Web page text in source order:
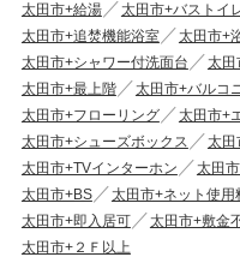
太田市+給湯 太田市+バストイ
太田市+追焚機能浴室
太田市+
太田市+シャワー付洗面台
太田
太田市+最上階
太田市+バルコ
太田市+フローリング
太田市+
太田市+シューズボックス
太田
太田市+TVインターホン
太田
太田市+BS
太田市+ネット使用
太田市+即入居可
太田市+敷金
太田市+２Ｆ以上